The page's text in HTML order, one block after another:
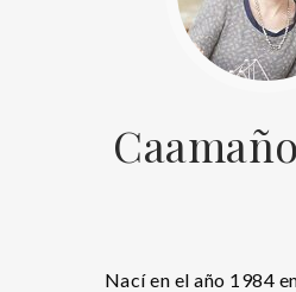
Nací en el año 1984